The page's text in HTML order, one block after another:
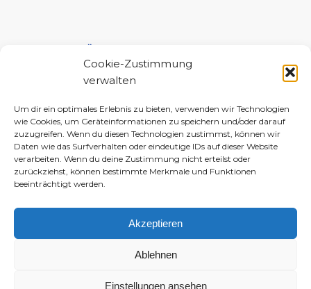
Cookie-Zustimmung
verwalten
Um dir ein optimales Erlebnis zu bieten, verwenden wir Technologien
wie Cookies, um Geräteinformationen zu speichern und/oder darauf
zuzugreifen. Wenn du diesen Technologien zustimmst, können wir
Daten wie das Surfverhalten oder eindeutige IDs auf dieser Website
verarbeiten. Wenn du deine Zustimmung nicht erteilst oder
zurückziehst, können bestimmte Merkmale und Funktionen
beeinträchtigt werden.
Akzeptieren
Ablehnen
Einstellungen ansehen
© 2010–2026 Daniela-Marlin Jakobi (ewiglichtkind | The Fabulous Diary)